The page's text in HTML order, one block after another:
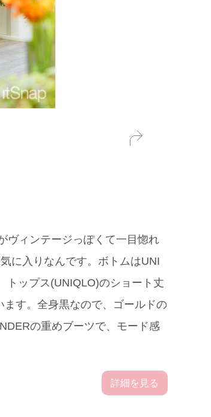
ヴィンテージっぽくて一目惚れ
に入りなんです。ボトムはUNI
ップス(UNIQLO)のショート丈
す。全身黒なので、ゴールドの
の重めブーツで、モード感
詳細を見る